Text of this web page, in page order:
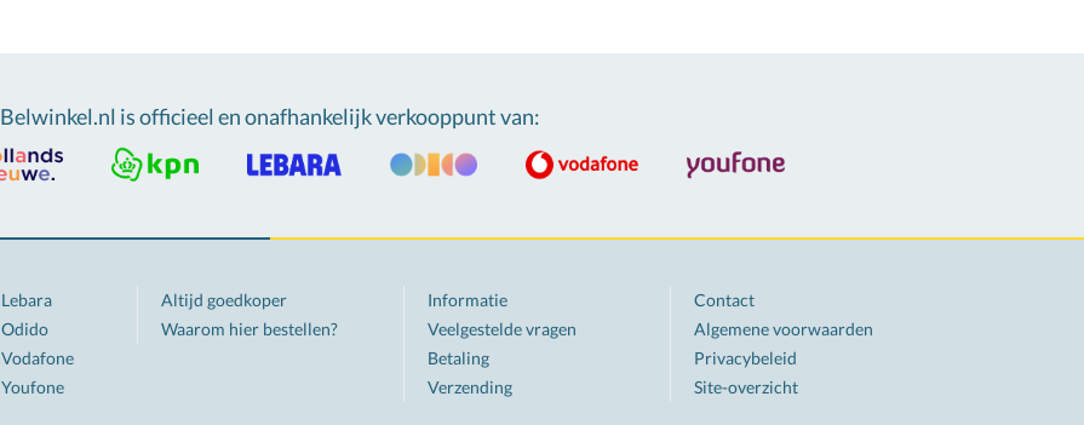
Belwinkel.nl is officieel en onafhankelijk verkooppunt van:
Lebara
Odido
Vodafone
Youfone
Altijd goedkoper
Waarom hier bestellen?
Informatie
Veelgestelde vragen
Betaling
Verzending
Contact
Algemene voorwaarden
Privacybeleid
Site-overzicht